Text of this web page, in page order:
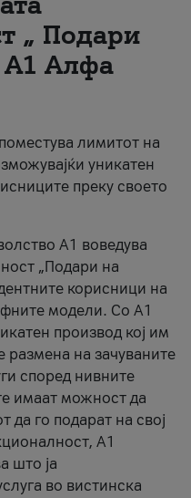
„ Подари
А1 Алфа
лимитот на
уникатен
преку своето
А1 воведува
„Подари на
корисници на
модели. Со A1
производ кој им
на зачуваните
според нивните
имаат можност да
да го подарат на свој
А1
што ја
во вистинска